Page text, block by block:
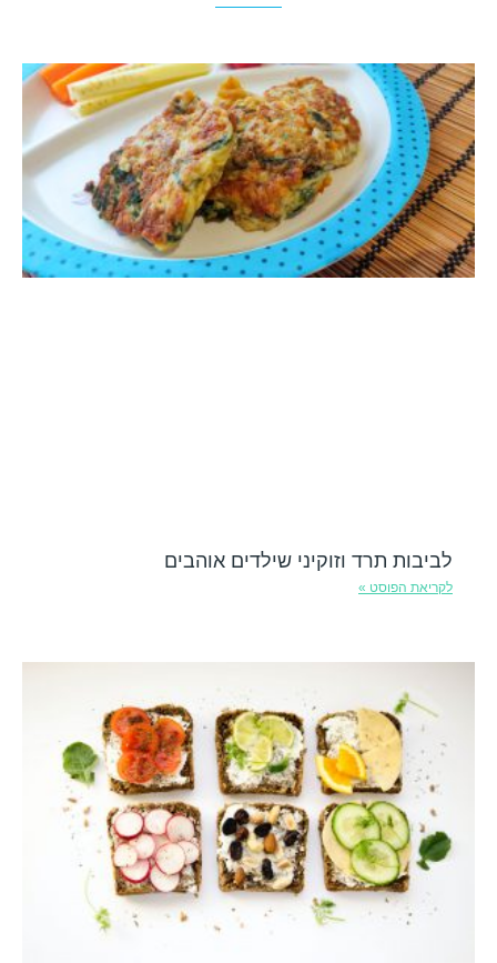
לביבות תרד וזוקיני שילדים אוהבים
לקריאת הפוסט »